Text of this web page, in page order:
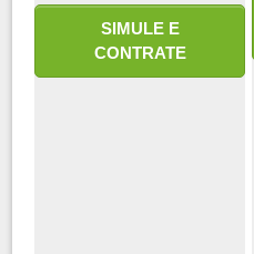
SIMULE E
CONTRATE